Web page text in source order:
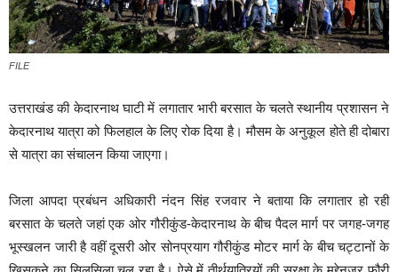
FILE
उत्तराखंड की केदारनाथ घाटी में लगातार भारी बरसात के चलते स्थानीय प्रशासन ने
केदारनाथ यात्रा को फिलहाल के लिए रोक दिया है। मौसम के अनुकूल होते ही दोबारा
से यात्रा का संचालन किया जाएगा।
जिला आपदा प्रबंधन अधिकारी नंदन सिंह रजवार ने बताया कि लगातार हो रही
बरसात के चलते जहां एक ओर गौरीकुंड-केदारनाथ के बीच पैदल मार्ग पर जगह-जगह
भूस्खलन जारी है वहीं दूसरी ओर सोनप्रयाग गौरीकुंड मोटर मार्ग के बीच चट्टानों के